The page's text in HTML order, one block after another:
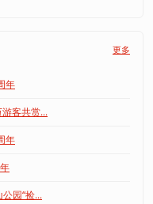
更多
年
客共赏...
年
园“捡...